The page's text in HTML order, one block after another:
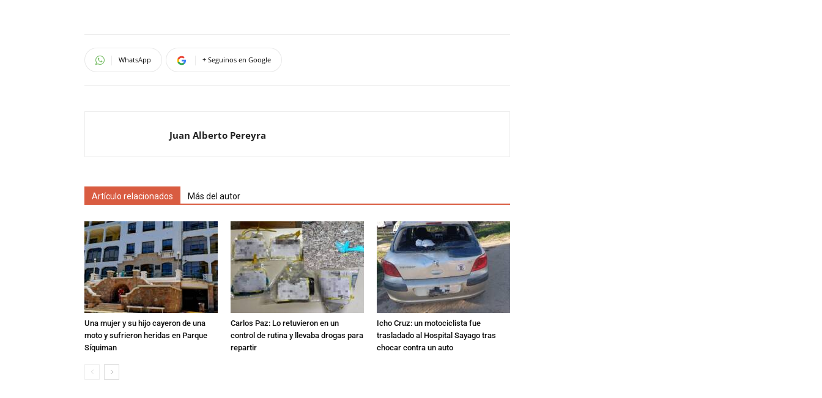
WhatsApp + Seguinos en Google
Juan Alberto Pereyra
Artículo relacionados Más del autor
Una mujer y su hijo cayeron de una
moto y sufrieron heridas en Parque
Síquiman
Carlos Paz: Lo retuvieron en un
control de rutina y llevaba drogas para
repartir
Icho Cruz: un motociclista fue
trasladado al Hospital Sayago tras
chocar contra un auto